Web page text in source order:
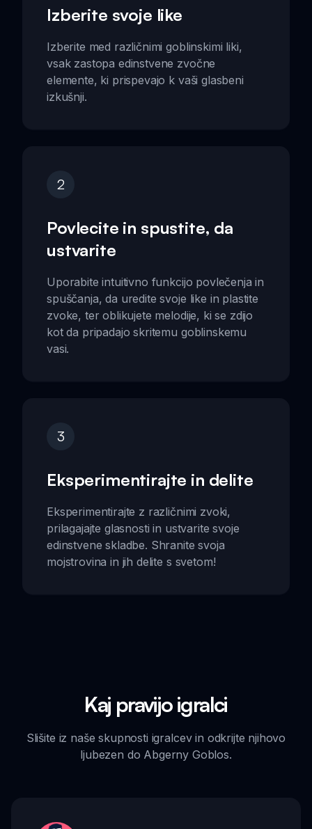
Izberite svoje like
Izberite med različnimi goblinskimi liki,
vsak zastopa edinstvene zvočne
elemente, ki prispevajo k vaši glasbeni
izkušnji.
2
Povlecite in spustite, da
ustvarite
Uporabite intuitivno funkcijo povlečenja in
spuščanja, da uredite svoje like in plastite
zvoke, ter oblikujete melodije, ki se zdijo
kot da pripadajo skritemu goblinskemu
vasi.
3
Eksperimentirajte in delite
Eksperimentirajte z različnimi zvoki,
prilagajajte glasnosti in ustvarite svoje
edinstvene skladbe. Shranite svoja
mojstrovina in jih delite s svetom!
Kaj pravijo igralci
Slišite iz naše skupnosti igralcev in odkrijte njihovo
ljubezen do Abgerny Goblos.